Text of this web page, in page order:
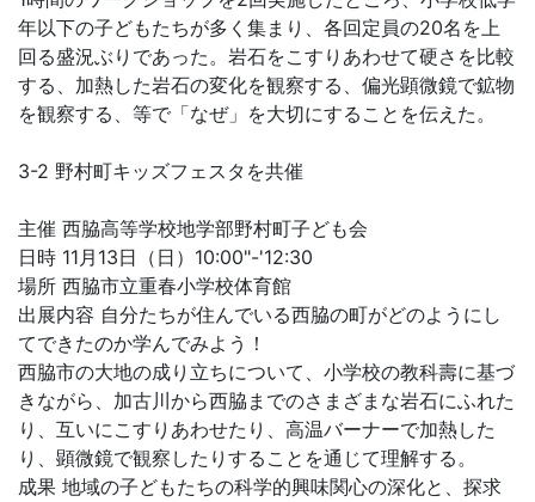
年以下の子どもたちが多く集まり、各回定員の20名を上
回る盛況ぶりであった。岩石をこすりあわせて硬さを比較
する、加熱した岩石の変化を観察する、偏光顕微鏡で鉱物
を観察する、等で「なぜ」を大切にすることを伝えた。
3-2 野村町キッズフェスタを共催
主催 西脇高等学校地学部野村町子ども会
日時 11月13日（日）10:00"-'12:30
場所 西脇市立重春小学校体育館
出展内容 自分たちが住んでいる西脇の町がどのようにし
てできたのか学んでみよう！
西脇市の大地の成り立ちについて、小学校の教科壽に基づ
きながら、加古川から西脇までのさまざまな岩石にふれた
り、互いにこすりあわせたり、高温バーナーで加熱した
り、顕微鏡で観察したりすることを通じて理解する。
成果 地域の子どもたちの科学的興味関心の深化と、探求